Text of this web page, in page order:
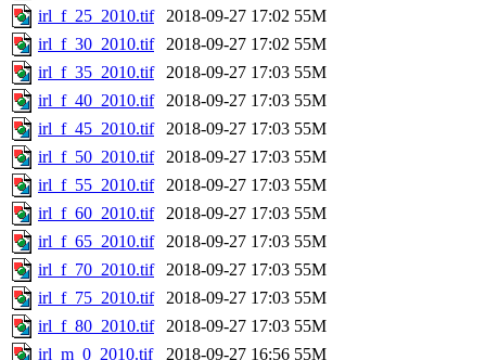
irl_f_25_2010.tif
2018-09-27 17:02 55M
irl_f_30_2010.tif
2018-09-27 17:02 55M
irl_f_35_2010.tif
2018-09-27 17:03 55M
irl_f_40_2010.tif
2018-09-27 17:03 55M
irl_f_45_2010.tif
2018-09-27 17:03 55M
irl_f_50_2010.tif
2018-09-27 17:03 55M
irl_f_55_2010.tif
2018-09-27 17:03 55M
irl_f_60_2010.tif
2018-09-27 17:03 55M
irl_f_65_2010.tif
2018-09-27 17:03 55M
irl_f_70_2010.tif
2018-09-27 17:03 55M
irl_f_75_2010.tif
2018-09-27 17:03 55M
irl_f_80_2010.tif
2018-09-27 17:03 55M
irl_m_0_2010.tif
2018-09-27 16:56 55M